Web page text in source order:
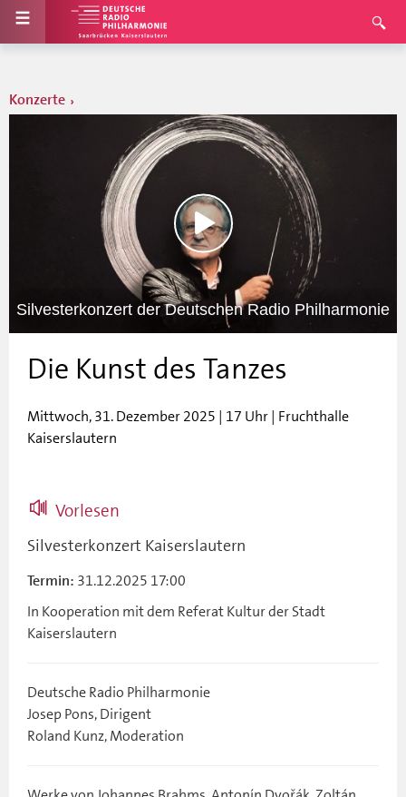
Konzerte
Silvesterkonzert der Deutschen Radio Philharmonie
Die Kunst des Tanzes
Mittwoch, 31. Dezember 2025 | 17 Uhr | Fruchthalle
Kaiserslautern
Vorlesen
Silvesterkonzert Kaiserslautern
Termin: 31.12.2025 17:00
In Kooperation mit dem Referat Kultur der Stadt
Kaiserslautern
Deutsche Radio Philharmonie
Josep Pons, Dirigent
Roland Kunz, Moderation